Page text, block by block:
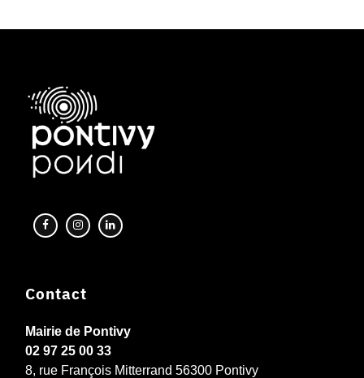
Contact
Mairie de Pontivy
02 97 25 00 33
8, rue François Mitterrand 56300 Pontivy